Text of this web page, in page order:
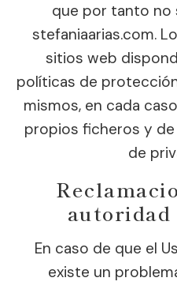
que por tanto no
stefaniaarias.com.
sitios web
políticas de
mismos, en cada
propios ficheros y
de
autoridad
En caso de que el
existe un